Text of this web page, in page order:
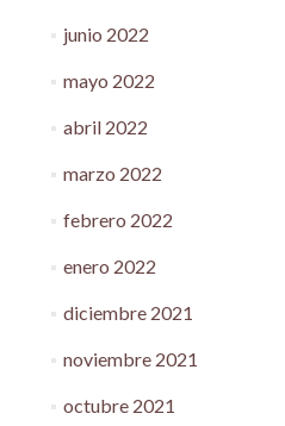
junio 2022
mayo 2022
abril 2022
marzo 2022
febrero 2022
enero 2022
diciembre 2021
noviembre 2021
octubre 2021